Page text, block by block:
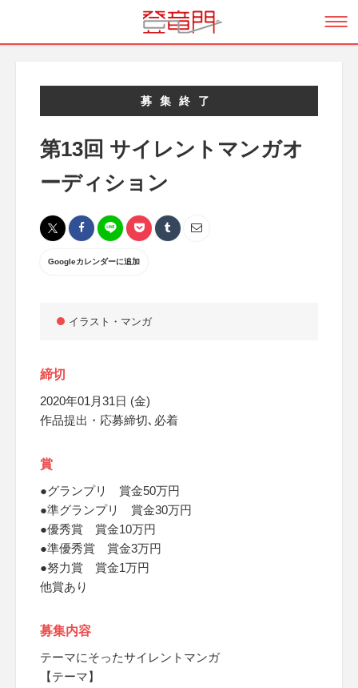
募集終了
第13回 サイレントマンガオ
ーディション
Googleカレンダーに追加
イラスト・マンガ
締切
2020年01月31日 (金)
作品提出・応募締切､必着
賞
●グランプリ 賞金50万円
●準グランプリ 賞金30万円
●優秀賞 賞金10万円
●準優秀賞 賞金3万円
●努力賞 賞金1万円
他賞あり
募集内容
テーマにそったサイレントマンガ
【テーマ】